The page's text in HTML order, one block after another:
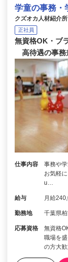
学童の事務・
クズオカ人材紹介所
正社員
無資格OK・ブ
高待遇の事務
仕事内容
事務や
お気軽
u…
給与 月給
勤務地 千葉県
応募資格
無資格
職場を
の方大